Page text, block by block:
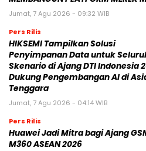
Jumat, 7 Agu 2026 - 09:32 WIB
Pers Rilis
HIKSEMI Tampilkan Solusi
Penyimpanan Data untuk
Skenario di Ajang DTI Indonesia
Dukung Pengembangan AI di
Tenggara
Jumat, 7 Agu 2026 - 04:14 WIB
Pers Rilis
Huawei Jadi Mitra bagi Ajang
M360 ASEAN 2026